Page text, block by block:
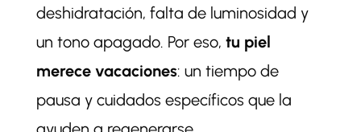
deshidratación, falta de luminosidad y
un tono apagado. Por eso, tu piel
merece vacaciones: un tiempo de
pausa y cuidados específicos que la